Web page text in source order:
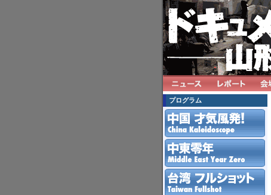
プログラム